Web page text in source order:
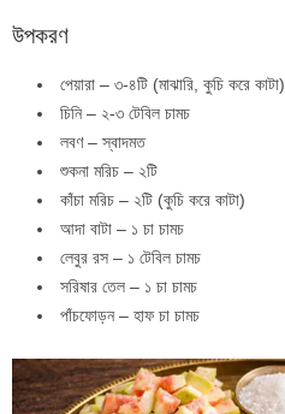
উপকরণ
পেয়ারা – ৩-৪টি (মাঝারি, কুচি করে কাটা)
চিনি – ২-৩ টেবিল চামচ
লবণ – স্বাদমত
শুকনা মরিচ – ২টি
কাঁচা মরিচ – ২টি (কুচি করে কাটা)
আদা বাটা – ১ চা চামচ
লেবুর রস – ১ টেবিল চামচ
সরিষার তেল – ১ চা চামচ
পাঁচফোড়ন – হাফ চা চামচ